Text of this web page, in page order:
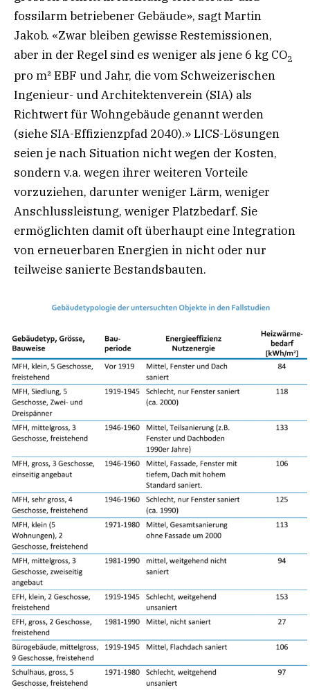
fossilarm betriebener Gebäude», sagt Martin
Jakob. «Zwar bleiben gewisse Restemissionen,
aber in der Regel sind es weniger als jene 6 kg CO2
pro m² EBF und Jahr, die vom Schweizerischen
Ingenieur- und Architektenverein (SIA) als
Richtwert für Wohngebäude genannt werden
(siehe SIA-Effizienzpfad 2040).» LICS-Lösungen
seien je nach Situation nicht wegen der Kosten,
sondern v.a. wegen ihrer weiteren Vorteile
vorzuziehen, darunter weniger Lärm, weniger
Anschlussleistung, weniger Platzbedarf. Sie
ermöglichten damit oft überhaupt eine Integration
von erneuerbaren Energien in nicht oder nur
teilweise sanierte Bestandsbauten.